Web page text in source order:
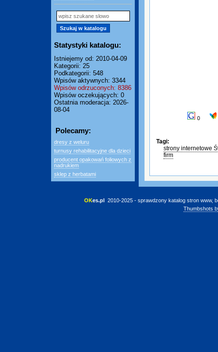
Statystyki katalogu:
Istniejemy od: 2010-04-09
Kategorii: 25
Podkategorii: 548
Wpisów aktywnych: 3344
Wpisów odrzuconych: 8386
Wpisów oczekujących: 0
Ostatnia moderacja: 2026-
08-04
Polecamy:
dresy z weluru
turnusy rehabilitacyjne dla dzieci
producent opakowań foliowych z
nadrukiem
sklep z herbatami
0
Tagi:
strony internetowe
firm
OKes.pl 2010-2025 - sprawdzony katalog stron www,
Thumbshots